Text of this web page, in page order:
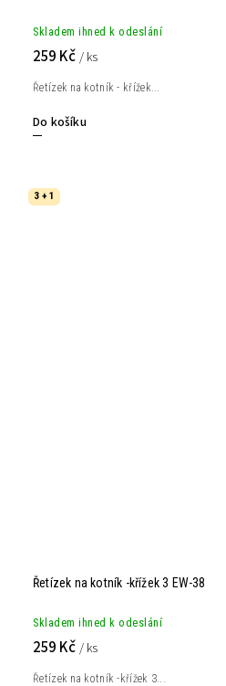
Skladem ihned k odeslání
259 Kč / ks
Do košíku
Řetízek na kotník - křížek...
3 + 1
Řetízek na kotník -křížek 3 EW-38
Skladem ihned k odeslání
259 Kč / ks
Řetízek na kotník -křížek 3...